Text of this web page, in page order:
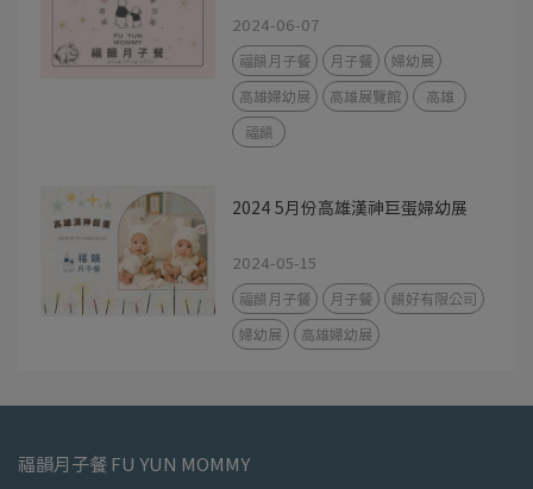
2024-06-07
福韻月子餐 月子餐
婦幼展
高雄婦幼展
高雄展覽館
高雄
福韻
2024 5月份高雄漢神巨蛋婦幼展
2024-05-15
福韻月子餐 月子餐
韻好有限公司
婦幼展
高雄婦幼展
福韻月子餐 FU YUN MOMMY